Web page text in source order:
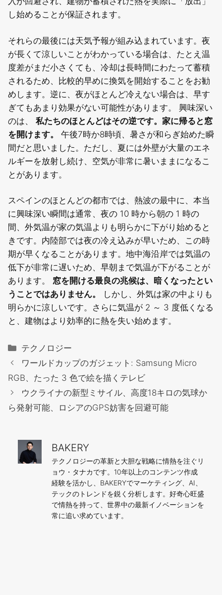
し始めることが保証されます。
それらの最後には天気予報が組み込まれています。夜
が長くて涼しいことがわかっている場合は、たとえ温
度差がまだ小さくても、冷却は長時間にわたって蓄積
されるため、比較的早めに換気を開始することをお勧
めします。逆に、夜がほとんど冷えない場合は、早す
ぎてもあまり効果がない可能性があります。 興味深い
のは、 私たちのほとんどはその逆です。家に帰ると窓
を開けます。
午後7時か8時頃、暑さが和らぎ始めた瞬
間だと思いました。ただし、夏には外壁が大量のエネ
ルギーを放射し続け、空気が非常に暑いままになるこ
とがあります。
スペインのほとんどの都市では、熱波の最中に、本当
に興味深い瞬間は通常、夜の 10 時から朝の 1 時の
間、外気温が家の気温よりも明らかに下がり始めると
きです。内陸部では夜の冷え込みが早いため、この時
期が早くなることがあります。地中海沿岸では気温の
低下が非常に遅いため、早朝まで気温が下がることが
あります。 窓を開ける最良の兆候は、暗くなったとい
うことではありません。
しかし、外気は家の中よりも
明らかに涼しいです。さらに気温が 2 ～ 3 度低くなる
と、建物はより効率的に熱を失い始めます。
カ
テ
リ
ー
テクノロジー
ワールドカップのガジェット: Samsung Micro
RGB、たった 3 色で絵を描くテレビ
ウクライナの新型ミサイル、高度18キロの気球か
ら発射可能、ロシアのGPS妨害を回避可能
BAKERY
テクノロジーの革新と大胆な戦略に情熱を注ぐリ
ョウ・タナカです。10年以上のコンテンツ作成
経験を活かし、BAKERYでマーケティング、AI、
テックのトレンドを鋭く分析します。好奇心旺盛
で情熱を持って、世界中の最新イノベーションを
常に追い求めています。